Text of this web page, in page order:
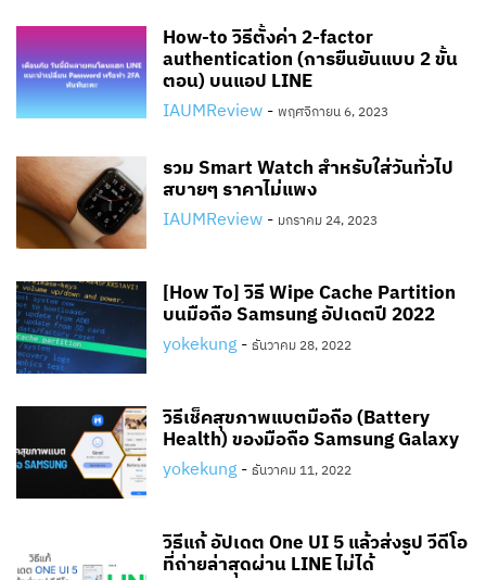
How-to วิธีตั้งค่า 2-factor
authentication (การยืนยันแบบ 2 ขั้น
ตอน) บนแอป LINE
IAUMReview - พฤศจิกายน 6, 2023
รวม Smart Watch สำหรับใส่วันทั่วไป
สบายๆ ราคาไม่แพง
IAUMReview - มกราคม 24, 2023
[How To] วิธี Wipe Cache Partition
บนมือถือ Samsung อัปเดตปี 2022
yokekung - ธันวาคม 28, 2022
วิธีเช็คสุขภาพแบตมือถือ (Battery
Health) ของมือถือ Samsung Galaxy
yokekung - ธันวาคม 11, 2022
วิธีแก้ อัปเดต One UI 5 แล้วส่งรูป วีดีโอ
ที่ถ่ายล่าสุดผ่าน LINE ไม่ได้